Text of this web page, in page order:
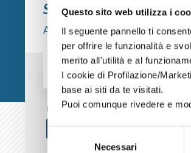
Questo sito web utilizza i
Il seguente pannello ti
per offrire le funzionalità e
merito all'utilità e al
I cookie di Profilazione/
base ai siti da te visitati.
Puoi comunque rivedere e
Necessari
Sei già cliente?
Accedi con le credenziali che hai
AZIENDA PRIVATO
P. IVA